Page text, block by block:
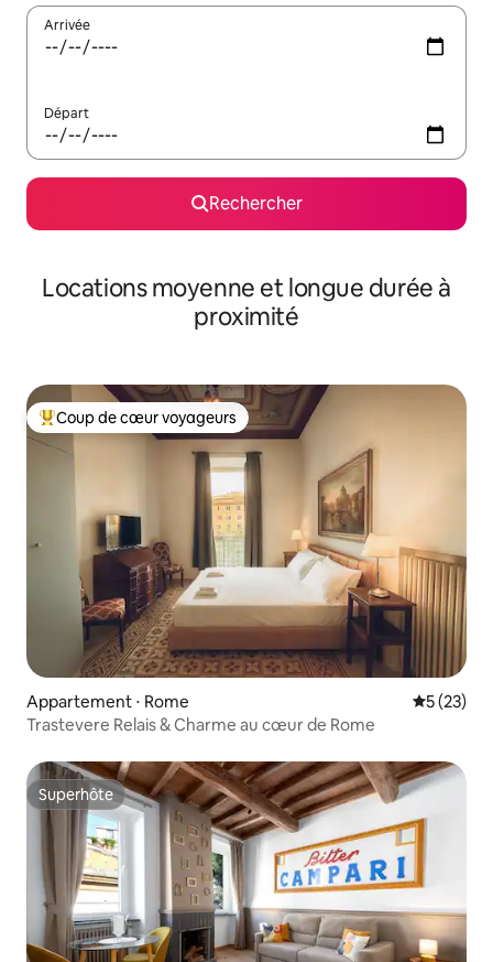
Arrivée
Départ
Rechercher
Locations moyenne et longue durée à
proximité
Coups de cœur voyageurs les plus appréciés
Coup de cœur voyageurs
Appartement ⋅ Rome
5 (23)
Trastevere Relais & Charme au cœur de Rome
Superhôte
Superhôte